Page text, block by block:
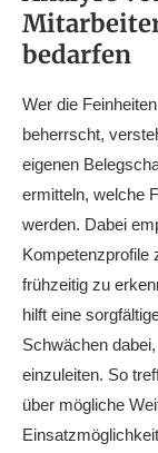
bedarfen
Wer die
beherrscht,
eigenen
ermitteln, welche
werden. Dabei
Kompetenzprofile
frühzeitig zu
hilft eine
Schwächen
einzuleiten. So
über mögliche